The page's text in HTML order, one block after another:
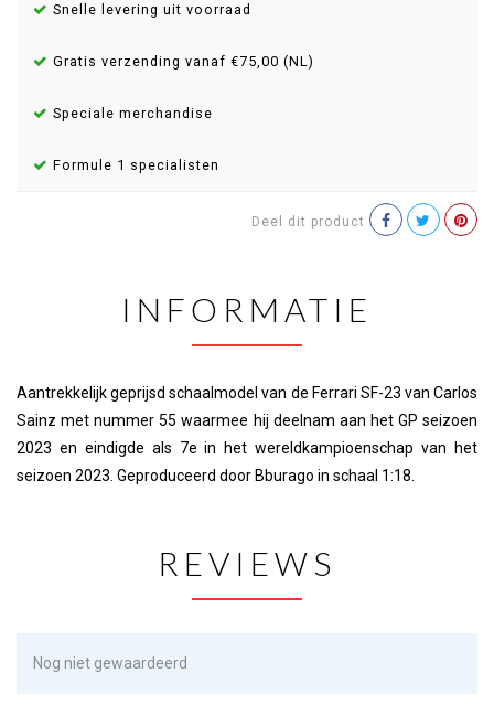
Snelle levering uit voorraad
Gratis verzending vanaf €75,00 (NL)
Speciale merchandise
Formule 1 specialisten
Deel dit product
INFORMATIE
Aantrekkelijk geprijsd schaalmodel van de Ferrari SF-23 van Carlos
Sainz met nummer 55 waarmee hij deelnam aan het GP seizoen
2023 en eindigde als 7e in het wereldkampioenschap van het
seizoen 2023. Geproduceerd door Bburago in schaal 1:18.
REVIEWS
Nog niet gewaardeerd